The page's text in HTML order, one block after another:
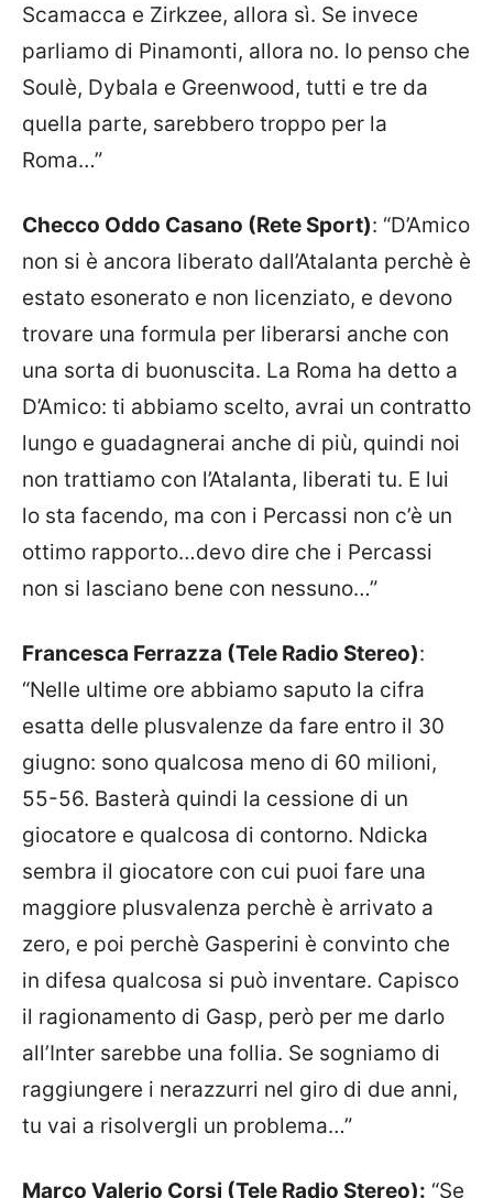
Scamacca e Zirkzee, allora sì. Se invece
parliamo di Pinamonti, allora no. Io penso che
Soulè, Dybala e Greenwood, tutti e tre da
quella parte, sarebbero troppo per la
Roma…”
Checco Oddo Casano (Rete Sport): “D’Amico
non si è ancora liberato dall’Atalanta perchè è
estato esonerato e non licenziato, e devono
trovare una formula per liberarsi anche con
una sorta di buonuscita. La Roma ha detto a
D’Amico: ti abbiamo scelto, avrai un contratto
lungo e guadagnerai anche di più, quindi noi
non trattiamo con l’Atalanta, liberati tu. E lui
lo sta facendo, ma con i Percassi non c’è un
ottimo rapporto…devo dire che i Percassi
non si lasciano bene con nessuno…”
Francesca Ferrazza (Tele Radio Stereo):
“Nelle ultime ore abbiamo saputo la cifra
esatta delle plusvalenze da fare entro il 30
giugno: sono qualcosa meno di 60 milioni,
55-56. Basterà quindi la cessione di un
giocatore e qualcosa di contorno. Ndicka
sembra il giocatore con cui puoi fare una
maggiore plusvalenza perchè è arrivato a
zero, e poi perchè Gasperini è convinto che
in difesa qualcosa si può inventare. Capisco
il ragionamento di Gasp, però per me darlo
all’Inter sarebbe una follia. Se sogniamo di
raggiungere i nerazzurri nel giro di due anni,
tu vai a risolvergli un problema…”
Marco Valerio Corsi (Tele Radio Stereo): “Se